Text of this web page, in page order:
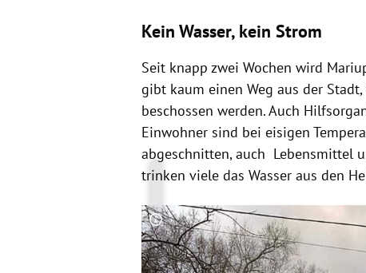
Kein Wasser, kein Strom
Seit knapp zwei Wochen wird
gibt kaum einen Weg aus der
beschossen werden. Auch
Einwohner sind bei eisigen
abgeschnitten, auch Lebensmittel
trinken viele das Wasser aus den
Copyright-Hinweis öffnen/schließen